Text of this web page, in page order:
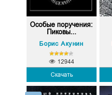
Особые поручения:
Пиковы...
Борис Акунин
Скачать
12944